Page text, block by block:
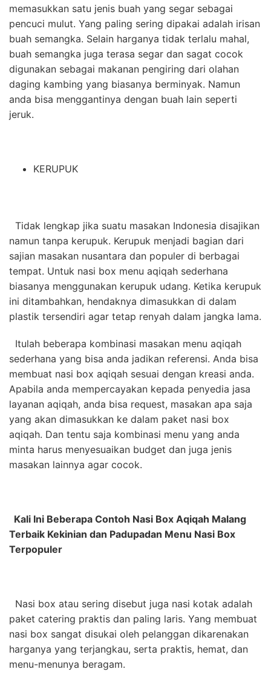
memasukkan satu jenis buah yang segar sebagai
pencuci mulut. Yang paling sering dipakai adalah irisan
buah semangka. Selain harganya tidak terlalu mahal,
buah semangka juga terasa segar dan sagat cocok
digunakan sebagai makanan pengiring dari olahan
daging kambing yang biasanya berminyak. Namun
anda bisa menggantinya dengan buah lain seperti
jeruk.
KERUPUK
Tidak lengkap jika suatu masakan Indonesia disajikan
namun tanpa kerupuk. Kerupuk menjadi bagian dari
sajian masakan nusantara dan populer di berbagai
tempat. Untuk nasi box menu aqiqah sederhana
biasanya menggunakan kerupuk udang. Ketika kerupuk
ini ditambahkan, hendaknya dimasukkan di dalam
plastik tersendiri agar tetap renyah dalam jangka lama.
Itulah beberapa kombinasi masakan menu aqiqah
sederhana yang bisa anda jadikan referensi. Anda bisa
membuat nasi box aqiqah sesuai dengan kreasi anda.
Apabila anda mempercayakan kepada penyedia jasa
layanan aqiqah, anda bisa request, masakan apa saja
yang akan dimasukkan ke dalam paket nasi box
aqiqah. Dan tentu saja kombinasi menu yang anda
minta harus menyesuaikan budget dan juga jenis
masakan lainnya agar cocok.
Kali Ini Beberapa Contoh Nasi Box Aqiqah Malang
Terbaik Kekinian dan Padupadan Menu Nasi Box
Terpopuler
Nasi box atau sering disebut juga nasi kotak adalah
paket catering praktis dan paling laris. Yang membuat
nasi box sangat disukai oleh pelanggan dikarenakan
harganya yang terjangkau, serta praktis, hemat, dan
menu-menunya beragam.